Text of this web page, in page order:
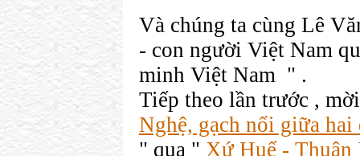
Và chúng ta cùng Lê
- con người Việt Nam
minh Việt Nam " .
Tiếp theo lần trước ,
Nghệ, gạch nối giữa
" qua " Xứ Huế - Thuận